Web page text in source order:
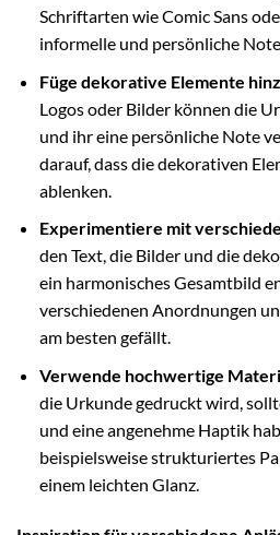
Schriftarten wie Comic Sans
informelle und persönliche
Füge dekorative Elemente
Logos oder Bilder können die
und ihr eine persönliche Note
darauf, dass die dekorativen
ablenken.
Experimentiere mit
den Text, die Bilder und die
ein harmonisches Gesamtbild
verschiedenen Anordnungen
am besten gefällt.
Verwende hochwertige
die Urkunde gedruckt wird,
und eine angenehme Haptik
beispielsweise strukturiertes
einem leichten Glanz.